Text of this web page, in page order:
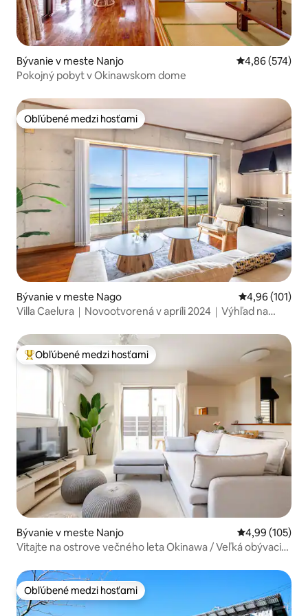
Bývanie v meste Nanjo Priemerné
4,86 (574)
Pokojný pobyt v Okinawskom dome
Obľúbené medzi hosťami
Obľúbené medzi hosťami
Bývanie v meste Nago Priemerné
4,96 (101)
Villa Caelura｜Novootvorená v apríli 2024｜Výhľad na
Najobľúbenejšie medzi hosťami
Obľúbené medzi hosťami
Bývanie v meste Nanjo Priemerné
4,99 (105)
Vitajte na ostrove večného leta Okinawa / Veľká obývacia
miesta / 3 spálne / 80 m²
Obľúbené medzi hosťami
Obľúbené medzi hosťami